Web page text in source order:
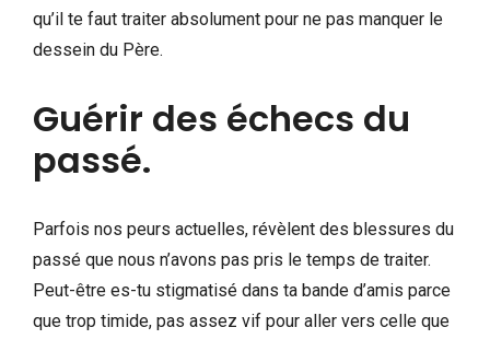
qu’il te faut traiter absolument pour ne pas manquer le
dessein du Père.
Guérir des échecs du
passé.
Parfois nos peurs actuelles, révèlent des blessures du
passé que nous n’avons pas pris le temps de traiter.
Peut-être es-tu stigmatisé dans ta bande d’amis parce
que trop timide, pas assez vif pour aller vers celle que